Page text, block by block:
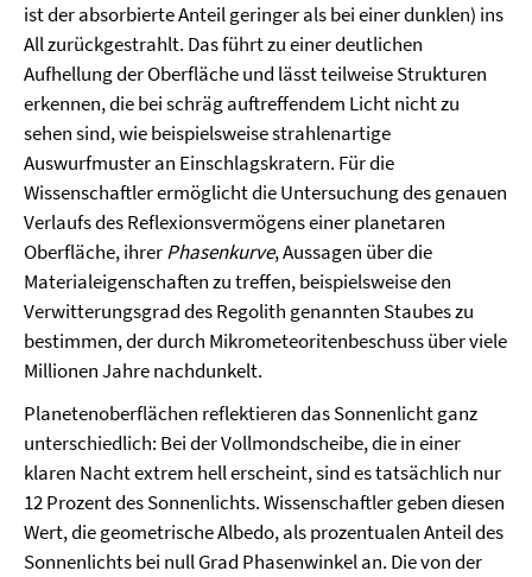
ist der absorbierte Anteil geringer als bei einer dunklen) ins
All zurückgestrahlt. Das führt zu einer deutlichen
Aufhellung der Oberfläche und lässt teilweise Strukturen
erkennen, die bei schräg auftreffendem Licht nicht zu
sehen sind, wie beispielsweise strahlenartige
Auswurfmuster an Einschlagskratern. Für die
Wissenschaftler ermöglicht die Untersuchung des genauen
Verlaufs des Reflexionsvermögens einer planetaren
Oberfläche, ihrerPhasenkurve, Aussagen über die
Materialeigenschaften zu treffen, beispielsweise den
Verwitterungsgrad des Regolith genannten Staubes zu
bestimmen, der durch Mikrometeoritenbeschuss über viele
Millionen Jahre nachdunkelt.
Planetenoberflächen reflektieren das Sonnenlicht ganz
unterschiedlich: Bei der Vollmondscheibe, die in einer
klaren Nacht extrem hell erscheint, sind es tatsächlich nur
12 Prozent des Sonnenlichts. Wissenschaftler geben diesen
Wert, die geometrische Albedo, als prozentualen Anteil des
Sonnenlichts bei null Grad Phasenwinkel an. Die von der